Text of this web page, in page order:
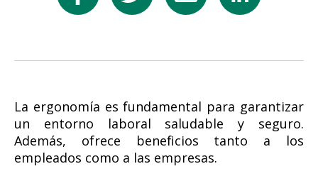
La ergonomía es fundamental para garantizar
un entorno laboral saludable y seguro.
Además, ofrece beneficios tanto a los
empleados como a las empresas.